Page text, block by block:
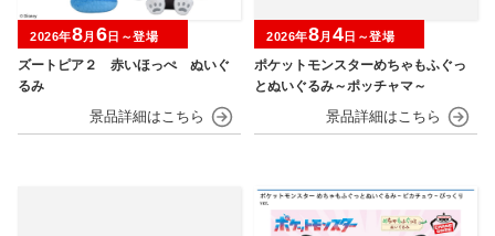
ズートピア２ 赤いほっぺ ぬいぐ
るみ
2026年8月 6 日～登場
ポケットモンスターめちゃもふぐっ
とぬいぐるみ～ポッチャマ～
2026年8月 4 日～登場